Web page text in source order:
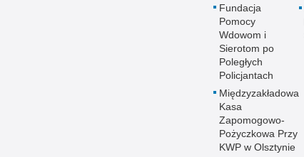
Fundacja
Pomocy
Wdowom i
Sierotom po
Poległych
Policjantach
Międzyzakładowa
Kasa
Zapomogowo-
Pożyczkowa Przy
KWP w Olsztynie